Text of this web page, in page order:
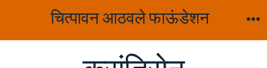
चित्पावन आठवले फाऊंडेशन